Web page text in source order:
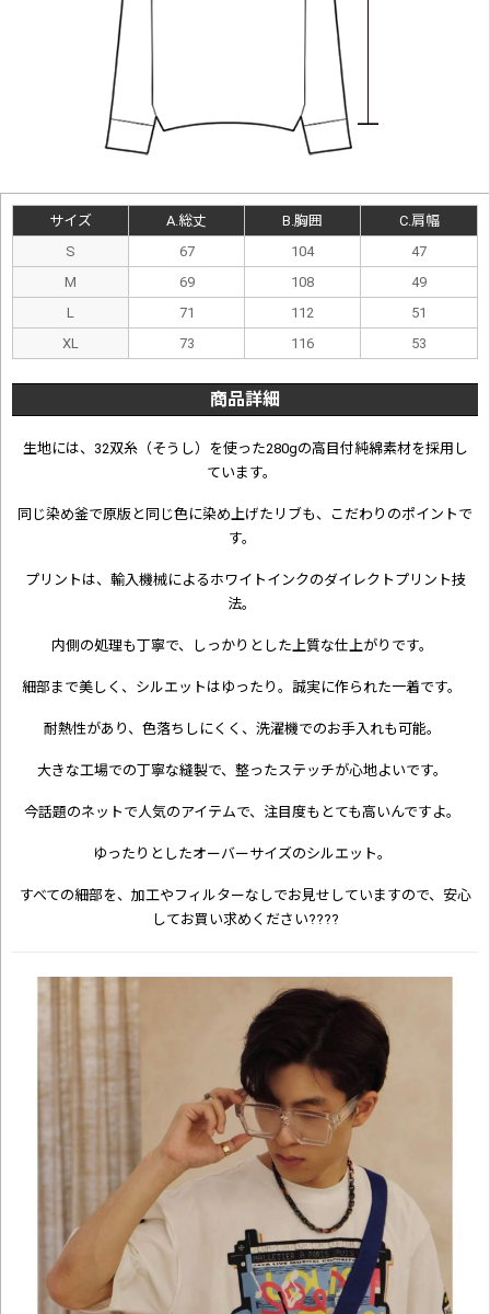
サイズ A.総丈 B.胸囲
C.肩幅
S
67 104
47
M
69 108
49
L
71 112
51
XL
73 116 53
商品詳細
生地には、32双糸（そうし）を使った280gの高目付純綿素材を採用し
ています。
同じ染め釜で原版と同じ色に染め上げたリブも、こだわりのポイントで
す。
プリントは、輸入機械によるホワイトインクのダイレクトプリント技
法。
内側の処理も丁寧で、しっかりとした上質な仕上がりです。
細部まで美しく、シルエットはゆったり。誠実に作られた一着です。
耐熱性があり、色落ちしにくく、洗濯機でのお手入れも可能。
大きな工場での丁寧な縫製で、整ったステッチが心地よいです。
今話題のネットで人気のアイテムで、注目度もとても高いんですよ。
ゆったりとしたオーバーサイズのシルエット。
すべての細部を、加工やフィルターなしでお見せしていますので、安心
してお買い求めください????